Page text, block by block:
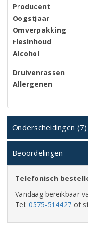
Producent
Oogstjaar
Omverpakking
Flesinhoud
Alcohol
Druivenrassen
Allergenen
Onderscheidingen (7)
Beoordelingen
Telefonisch
Vandaag bereikbaar
Tel:0575-514427 of